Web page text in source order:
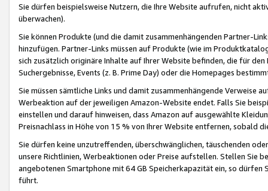
Sie dürfen beispielsweise Nutzern, die Ihre Website aufrufen, nicht
überwachen).
Sie können Produkte (und die damit zusammenhängenden Partner-
hinzufügen. Partner-Links müssen auf Produkte (wie im
sich zusätzlich originäre Inhalte auf Ihrer Website befinden, die für
Suchergebnisse, Events (z. B. Prime Day) oder die Homepages
Sie müssen sämtliche Links und damit zusammenhängende
Werbeaktion auf der jeweiligen Amazon-Website endet. Falls Sie
einstellen und darauf hinweisen, dass Amazon auf ausgewählte
Preisnachlass in Höhe von 15 % von Ihrer Website entfernen, sobald
Sie dürfen keine unzutreffenden, überschwänglichen, täuschenden
unsere Richtlinien, Werbeaktionen oder Preise aufstellen. Stellen Sie
angebotenen Smartphone mit 64 GB Speicherkapazität ein, so dürfen
führt.